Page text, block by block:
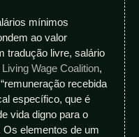
mínimos
ao valor
tradução livre, salário
Wage Coalition,
recebida
específico, que é
vida digno para o
Os elementos de um